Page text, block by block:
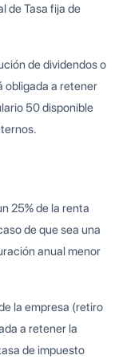
de Tasa fija de
de dividendos o
obligada a retener
50 disponible
25% de la renta
de que sea una
anual menor
la empresa (retiro
a retener la
de impuesto